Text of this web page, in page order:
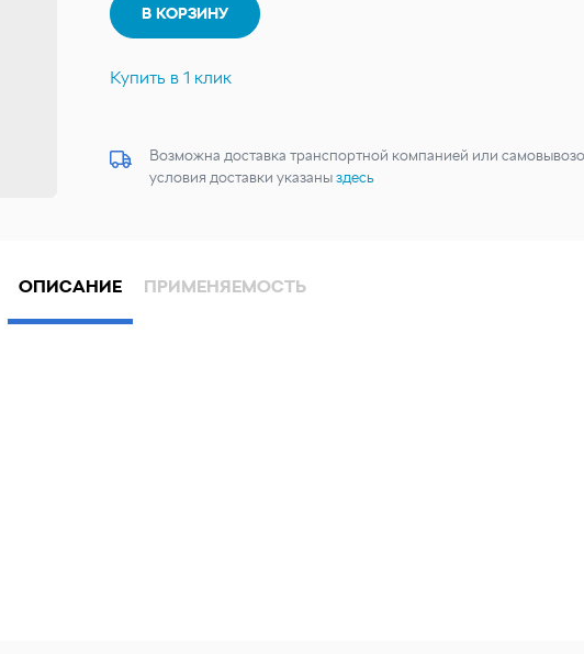
В КОРЗИНУ
Купить в 1 клик
Возможна доставка транспортной компанией или
условия доставки указаныздесь
ОПИСАНИЕ ПРИМЕНЯЕМОСТЬ